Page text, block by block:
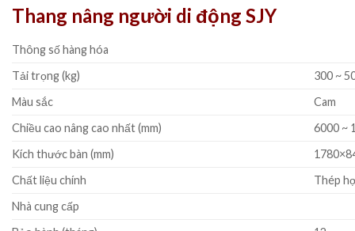
Thang nâng người di động SJY
Thông số hàng hóa
Tải trọng (kg)
300 ~
Màu sắc
Cam
Chiều cao nâng cao nhất (mm)
6000 ~
Kích thước bàn (mm)
Chất liệu chính
Thép
Nhà cung cấp